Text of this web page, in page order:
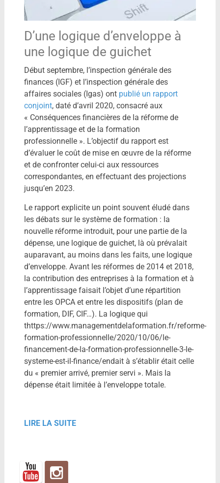
D’une logique d’enveloppe à
une logique de guichet
Début septembre, l’inspection générale des
finances (IGF) et l’inspection générale des
affaires sociales (Igas) ont publié un rapport
conjoint, daté d’avril 2020, consacré aux
« Conséquences financières de la réforme de
l’apprentissage et de la formation
professionnelle ». L’objectif du rapport est
d’évaluer le coût de mise en œuvre de la réforme
et de confronter celui-ci aux ressources
correspondantes, en effectuant des projections
jusqu’en 2023.
Le rapport explicite un point souvent éludé dans
les débats sur le système de formation : la
nouvelle réforme introduit, pour une partie de la
dépense, une logique de guichet, là où prévalait
auparavant, au moins dans les faits, une logique
d’enveloppe. Avant les réformes de 2014 et 2018,
la contribution des entreprises à la formation et à
l’apprentissage faisait l’objet d’une répartition
entre les OPCA et entre les dispositifs (plan de
formation, DIF, CIF…). La logique qui
thttps://www.managementdelaformation.fr/reforme-
formation-professionnelle/2020/10/06/le-
financement-de-la-formation-professionnelle-3-le-
systeme-est-il-finance/endait à s’établir était celle
du « premier arrivé, premier servi ». Mais la
dépense était limitée à l’enveloppe totale.
LIRE LA SUITE